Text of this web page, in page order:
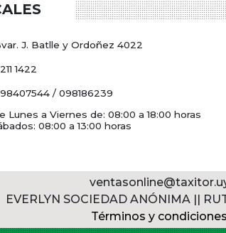
J. Batlle y Ordoñez 4022
1422
/ 098186239
Lunes a Viernes de: 08:00 a 18:00 horas
08:00 a 13:00 horas
EVERLYN SOCIEDAD ANÓNIMA ||
Términos y condiciones